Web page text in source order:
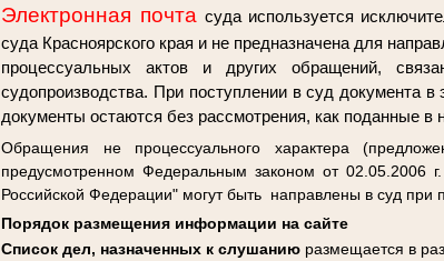
Электронная почтасуда используется
суда Красноярского края и не предназначена для
процессуальных актов и других обращений,
судопроизводства. При поступлении в суд документа
документы остаются без рассмотрения, как поданные в
Обращения не процессуального характера
предусмотренном Федеральным законом от
Российской Федерации" могут быть направлены в суд
Порядок размещения информации на сайте
Список дел, назначенных к слушанию размещается в